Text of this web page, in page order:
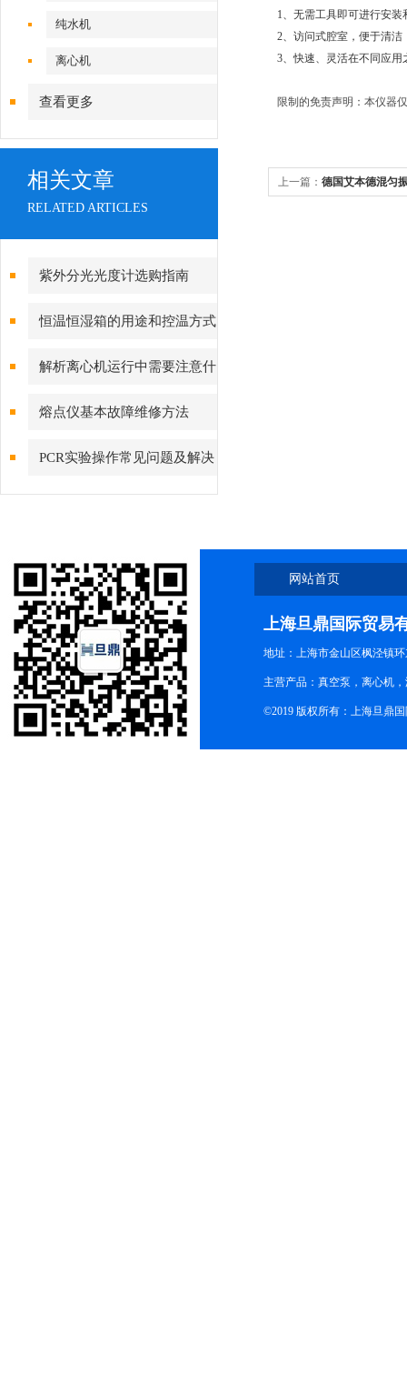
纯水机
离心机
查看更多
相关文章
RELATED ARTICLES
紫外分光光度计选购指南
恒温恒湿箱的用途和控温方式
解析离心机运行中需要注意什
么事项
熔点仪基本故障维修方法
PCR实验操作常见问题及解决
方法
1、无需工具即可进行安装
2、访问式腔室，便于清洁
3、快速、灵活在不同应
限制的免责声明：本仪器
上一篇： 德国艾本德混匀
网站首页
上海旦鼎国际贸易
地址：上海市金山区枫泾镇
主营产品：真空泵，离心机
©2019 版权所有：上海旦鼎